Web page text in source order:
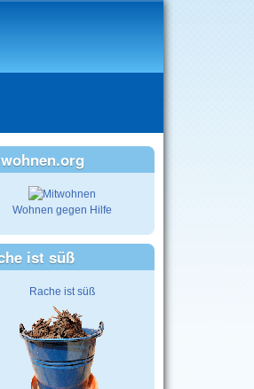
Wohnen gegen Hilfe
ist süß
Rache ist süß